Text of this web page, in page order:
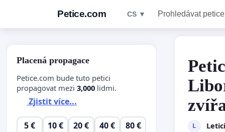
Petice.com CS ▼ Prohledávat petice
L
Placená propagace
Petice.com bude tuto petici
propagovat mezi 3,000 lidmi.
Zjistit více...
5 € 10 € 20 € 40 € 80 €